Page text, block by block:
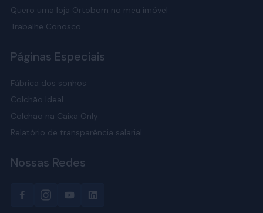
Quero uma loja Ortobom no meu imóvel
Trabalhe Conosco
Páginas Especiais
Fábrica dos sonhos
Colchão Ideal
Colchão na Caixa Only
Relatório de transparência salarial
Nossas Redes